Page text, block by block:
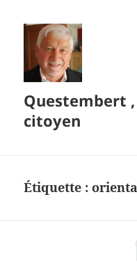
Questembert
citoyen
Étiquette :